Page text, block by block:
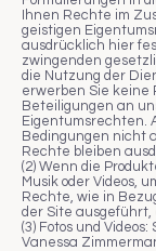
Ihnen Rechte im
geistigen
ausdrücklich hier
zwingenden
die Nutzung der
erwerben Sie keine
Beteiligungen an
Eigentumsrechten.
Bedingungen nicht
Rechte bleiben
(2) Wenn die
Musik oder Videos,
Rechte, wie in
der Site ausgeführt,
(3) Fotos und
Vanessa